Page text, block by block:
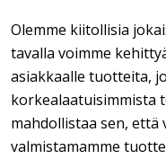
Olemme kiitollisia
tavalla voimme
asiakkaalle tuotteita,
korkealaatuisimmista
mahdollistaa sen, että
valmistamamme